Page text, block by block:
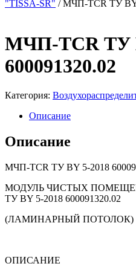
"TISSA-SR" / МЧП‑TCR ТУ BY
МЧП‑TCR ТУ
600091320.02
Категория:
Описание
Описание
МЧП-TCR TУ BY 5-2018
МОДУЛЬ ЧИСТЫХ
ТУ BY 5-2018 600091320.02
(ЛАМИНАРНЫЙ ПОТОЛОК)
ОПИСАНИЕ